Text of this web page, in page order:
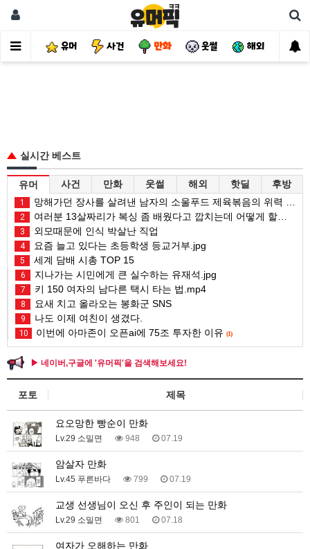
유머 사건 만화 웃썰 해외 핫
실시간 베스트
유머 사건 만화 웃썰 해외 핫딜 후방
1 망해가던 장사를 살려낸 남자의 소울푸드 제육볶음의 위력 ㅋㅋ
2 여러분 13살짜리가 복싱 좀 배웠다고 깝치는데 어떻게 할까요?
3 외모때문에 인식 박살난 직업
4 요즘 늘고 있다는 초등학생 등교거부.jpg
5 세계 담배 시총 TOP 15
6 지나가는 시민에게 큰 실수하는 유재석.jpg
7 키 150 여자의 남다른 택시 타는 법.mp4
8 요새 치고 올라오는 봉화군 SNS
9 나도 이제 여친이 생겼다.
10 이번에 아마존이 오픈ai에 75조 투자한 이유 (1)
▶ 네이버,구글에 '유머픽'을 검색해보세요!
포토 제목
요오망한 빵순이 만화
Lv.29 소밀면 948 07.19
암살자 만화
Lv.45 푸른바다 799 07.19
교생 선생님이 오신 후 주인이 되는 만화
Lv.29 소밀면 801 07.18
여자가 오해하는 만화